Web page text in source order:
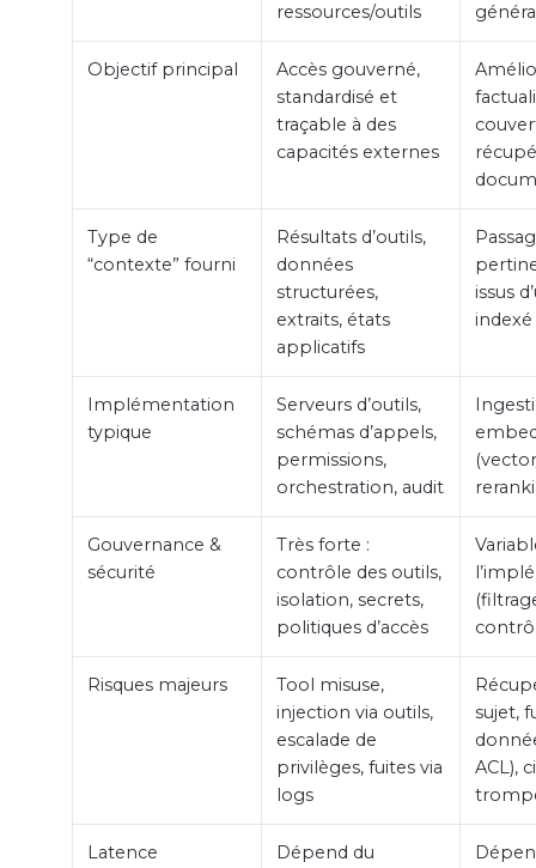
ressources/outils
Objectif principal
Accès gouverné,
standardisé et
traçable à des
capacités externes
Type de
“contexte” fourni
Résultats d’outils,
données
structurées,
extraits, états
applicatifs
issus
indexé
Implémentation
typique
Serveurs d’outils,
schémas d’appels,
permissions,
orchestration, audit
Gouvernance &
sécurité
Très forte :
contrôle des outils,
isolation, secrets,
politiques d’accès
Risques majeurs
Tool misuse,
injection via outils,
escalade de
privilèges, fuites via
logs
sujet,
ACL),
Latence
Dépend du